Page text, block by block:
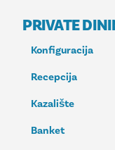
PRIVATE
Konfiguracija
Recepcija
Kazalište
Banket